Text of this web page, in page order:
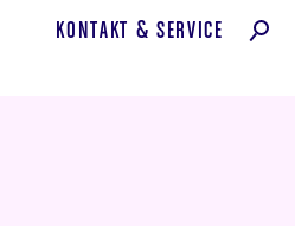
KONTAKT & SERVICE